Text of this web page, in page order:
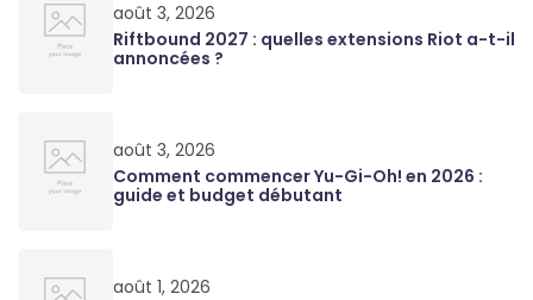
août 3, 2026
Riftbound 2027 : quelles extensions Riot a-t-il
annoncées ?
août 3, 2026
Comment commencer Yu-Gi-Oh! en 2026 :
guide et budget débutant
août 1, 2026